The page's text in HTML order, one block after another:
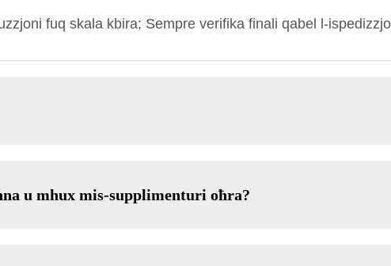
fuq skala kbira; Sempre verifika finali qabel l-
u mhux mis-supplimenturi oħra?